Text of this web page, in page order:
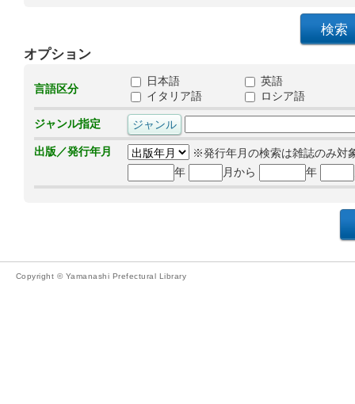
オプション
言語区分
日本語
英語
イタリア語
ロシア語
ジャンル指定
出版／発行年月
※発行年月の検索は雑誌のみ対
年
月から 年
Copyright © Yamanashi Prefectural Library